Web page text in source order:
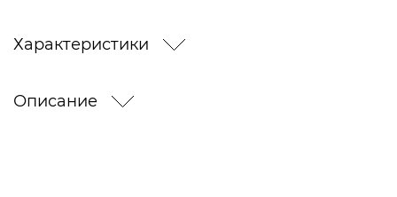
Характеристики
Описание